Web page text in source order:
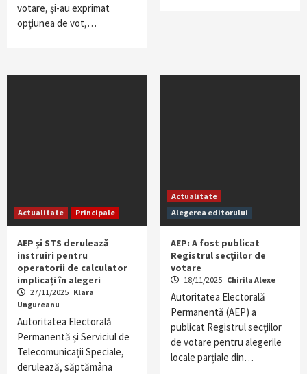
votare, și-au exprimat
opțiunea de vot,…
Actualitate Principale
AEP și STS derulează
instruiri pentru
operatorii de calculator
implicați în alegeri
27/11/2025 Klara
Ungureanu
Autoritatea Electorală
Permanentă și Serviciul de
Telecomunicații Speciale,
derulează, săptămâna
Actualitate
Alegerea editorului
AEP: A fost publicat
Registrul secțiilor de
votare
18/11/2025 Chirila Alexe
Autoritatea Electorală
Permanentă (AEP) a
publicat Registrul secțiilor
de votare pentru alegerile
locale parțiale din…